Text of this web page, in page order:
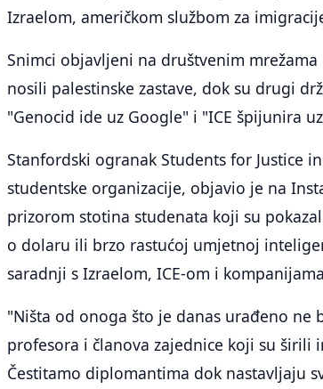
Izraelom, američkom službom za
Snimci objavljeni na društvenim
nosili palestinske zastave, dok su drugi
"Genocid ide uz Google" i "ICE špijunira
Stanfordski ogranak Students for Justice
studentske organizacije, objavio je na
prizorom stotina studenata koji su
o dolaru ili brzo rastućoj umjetnoj
saradnji s Izraelom, ICE-om i
"Ništa od onoga što je danas urađeno ne
profesora i članova zajednice koji su širili
Čestitamo diplomantima dok nastavljaju